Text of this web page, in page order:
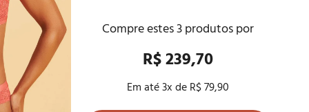
Compre estes3produtos por
R$ 239,70
Em até3x deR$ 79,90